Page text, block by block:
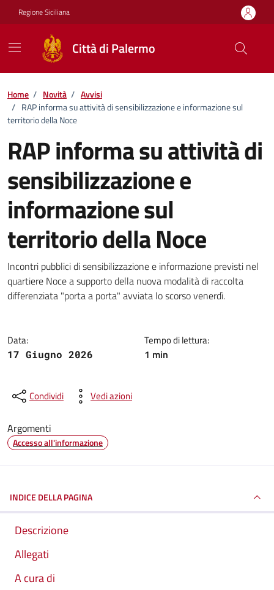
Vai ai contenuti
Vai al footer
Regione Siciliana
Città di Palermo
Home / Novità / Avvisi
/ RAP informa su attività di sensibilizzazione e informazione sul
territorio della Noce
RAP informa su attività di
sensibilizzazione e
informazione sul
territorio della Noce
Dettagli della notizia
Incontri pubblici di sensibilizzazione e informazione previsti nel
quartiere Noce a supporto della nuova modalità di raccolta
differenziata "porta a porta" avviata lo scorso venerdì.
Data:
17 Giugno 2026
Tempo di lettura:
1 min
Condividi Vedi azioni
Argomenti
Accesso all'informazione
INDICE DELLA PAGINA
Descrizione
Allegati
A cura di